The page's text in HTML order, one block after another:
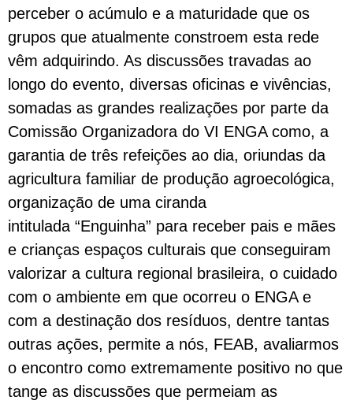
perceber o acúmulo e a maturidade que os
grupos que atualmente constroem esta rede
vêm adquirindo. As discussões travadas ao
longo do evento, diversas oficinas e vivências,
somadas as grandes realizações por parte da
Comissão Organizadora do VI ENGA como, a
garantia de três refeições ao dia, oriundas da
agricultura familiar de produção agroecológica,
organização de uma ciranda
intitulada “Enguinha” para receber pais e mães
e crianças espaços culturais que conseguiram
valorizar a cultura regional brasileira, o cuidado
com o ambiente em que ocorreu o ENGA e
com a destinação dos resíduos, dentre tantas
outras ações, permite a nós, FEAB, avaliarmos
o encontro como extremamente positivo no que
tange as discussões que permeiam as